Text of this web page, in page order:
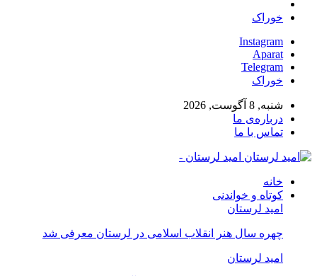
8 آگوست, 2026
ما
با ما
امید لرستان -
و خواندنی
لرستان
سال هنر انقلاب اسلامی در لرستان معرفی شد
لرستان